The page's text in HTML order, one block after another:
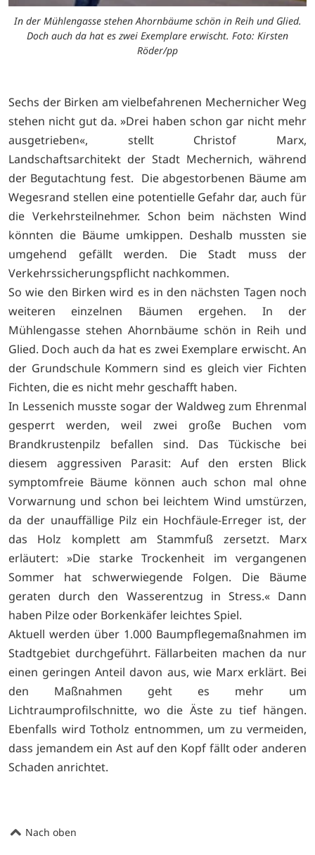
In der Mühlengasse stehen Ahornbäume schön in Reih und Glied.
Doch auch da hat es zwei Exemplare erwischt. Foto: Kirsten
Röder/pp
Sechs der Birken am vielbefahrenen Mechernicher Weg
stehen nicht gut da. »Drei haben schon gar nicht mehr
ausgetrieben«, stellt Christof Marx,
Landschaftsarchitekt der Stadt Mechernich, während
der Begutachtung fest. Die abgestorbenen Bäume am
Wegesrand stellen eine potentielle Gefahr dar, auch für
die Verkehrsteilnehmer. Schon beim nächsten Wind
könnten die Bäume umkippen. Deshalb mussten sie
umgehend gefällt werden. Die Stadt muss der
Verkehrssicherungspflicht nachkommen.
So wie den Birken wird es in den nächsten Tagen noch
weiteren einzelnen Bäumen ergehen. In der
Mühlengasse stehen Ahornbäume schön in Reih und
Glied. Doch auch da hat es zwei Exemplare erwischt. An
der Grundschule Kommern sind es gleich vier Fichten
Fichten, die es nicht mehr geschafft haben.
In Lessenich musste sogar der Waldweg zum Ehrenmal
gesperrt werden, weil zwei große Buchen vom
Brandkrustenpilz befallen sind. Das Tückische bei
diesem aggressiven Parasit: Auf den ersten Blick
symptomfreie Bäume können auch schon mal ohne
Vorwarnung und schon bei leichtem Wind umstürzen,
da der unauffällige Pilz ein Hochfäule-Erreger ist, der
das Holz komplett am Stammfuß zersetzt. Marx
erläutert: »Die starke Trockenheit im vergangenen
Sommer hat schwerwiegende Folgen. Die Bäume
geraten durch den Wasserentzug in Stress.« Dann
haben Pilze oder Borkenkäfer leichtes Spiel.
Aktuell werden über 1.000 Baumpflegemaßnahmen im
Stadtgebiet durchgeführt. Fällarbeiten machen da nur
einen geringen Anteil davon aus, wie Marx erklärt. Bei
den Maßnahmen geht es mehr um
Lichtraumprofilschnitte, wo die Äste zu tief hängen.
Ebenfalls wird Totholz entnommen, um zu vermeiden,
dass jemandem ein Ast auf den Kopf fällt oder anderen
Schaden anrichtet.
Nach oben